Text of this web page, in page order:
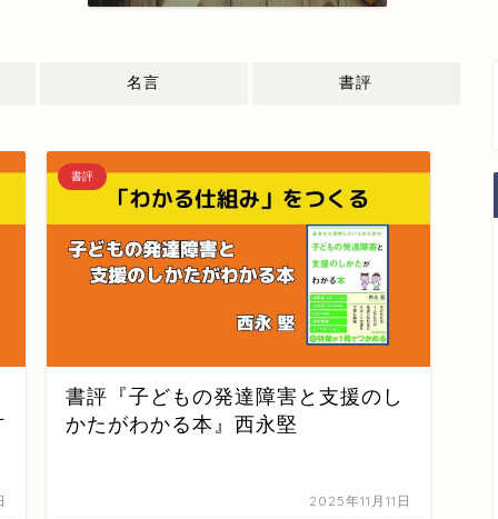
名言 書評
書評
書評『子どもの発達障害と支援のし
かたがわかる本』西永堅
2025年11月11日